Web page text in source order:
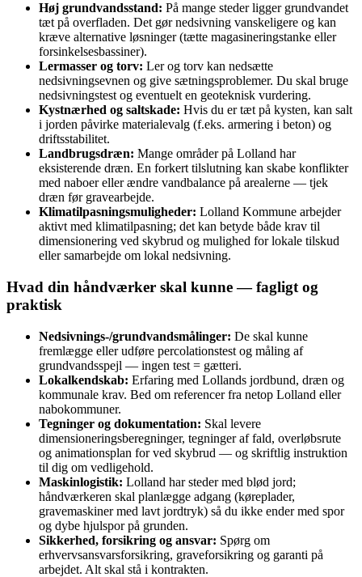
Høj grundvandsstand: På mange steder ligger grundvandet
tæt på overfladen. Det gør nedsivning vanskeligere og kan
kræve alternative løsninger (tætte magasineringstanke eller
forsinkelsesbassiner).
Lermasser og torv: Ler og torv kan nedsætte
nedsivningsevnen og give sætningsproblemer. Du skal bruge
nedsivningstest og eventuelt en geoteknisk vurdering.
Kystnærhed og saltskade: Hvis du er tæt på kysten, kan salt
i jorden påvirke materialevalg (f.eks. armering i beton) og
driftsstabilitet.
Landbrugsdræn: Mange områder på Lolland har
eksisterende dræn. En forkert tilslutning kan skabe konflikter
med naboer eller ændre vandbalance på arealerne — tjek
dræn før gravearbejde.
Klimatilpasningsmuligheder: Lolland Kommune arbejder
aktivt med klimatilpasning; det kan betyde både krav til
dimensionering ved skybrud og mulighed for lokale tilskud
eller samarbejde om lokal nedsivning.
Hvad din håndværker skal kunne — fagligt og
praktisk
Nedsivnings-/grundvandsmålinger: De skal kunne
fremlægge eller udføre percolationstest og måling af
grundvandsspejl — ingen test = gætteri.
Lokalkendskab: Erfaring med Lollands jordbund, dræn og
kommunale krav. Bed om referencer fra netop Lolland eller
nabokommuner.
Tegninger og dokumentation: Skal levere
dimensioneringsberegninger, tegninger af fald, overløbsrute
og animationsplan for ved skybrud — og skriftlig instruktion
til dig om vedligehold.
Maskinlogistik: Lolland har steder med blød jord;
håndværkeren skal planlægge adgang (køreplader,
gravemaskiner med lavt jordtryk) så du ikke ender med spor
og dybe hjulspor på grunden.
Sikkerhed, forsikring og ansvar: Spørg om
erhvervsansvarsforsikring, graveforsikring og garanti på
arbejdet. Alt skal stå i kontrakten.